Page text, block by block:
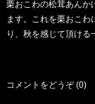
栗おこわの松茸あんか
ます。これを栗おこわ
り、秋を感じて頂ける
コメントをどうぞ (0)